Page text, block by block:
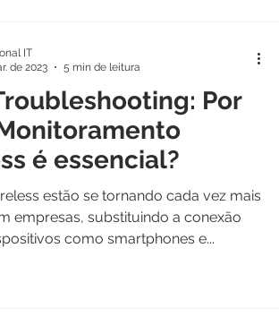
Por
é essencial?
estão se tornando cada vez mais
empresas, substituindo a conexão
como smartphones e...
IT
de 2023
5 min de leitura